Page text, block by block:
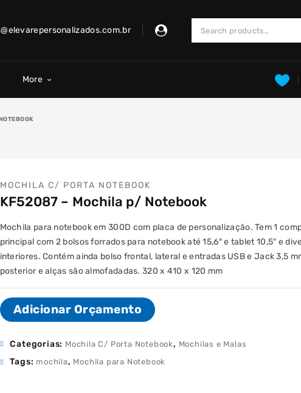
More
MOCHILA C/ PORTA NOTEBOOK
KF52087 – Mochila p/ Notebook
Mochila para notebook em 300D com placa de personalização. Tem 1
principal com 2 bolsos forrados para notebook até 15,6″ e tablet 10,5″ e
interiores. Contém ainda bolso frontal, lateral e entradas USB e Jack 3,5
posterior e alças são almofadadas. 320 x 410 x 120 mm
Adicionar Orçamento
Categorias: Mochila C/ Porta Notebook, Mochilas e Malas
Tags: mochila, Mochila para Notebook